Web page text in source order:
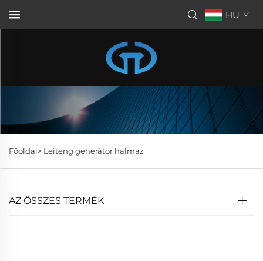
HU
Főoldal> Leiteng generátor halmaz
AZ ÖSSZES TERMÉK